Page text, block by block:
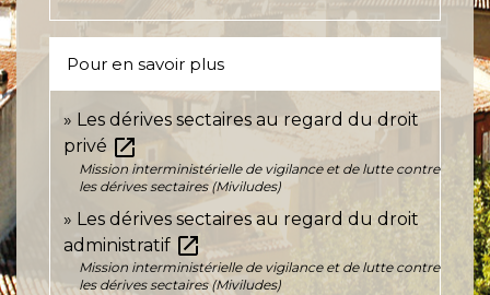
Pour en savoir plus
Les dérives sectaires au regard du droit
privé open_in_new
Mission interministérielle de vigilance et de lutte contre
les dérives sectaires (Miviludes)
Les dérives sectaires au regard du droit
administratif open_in_new
Mission interministérielle de vigilance et de lutte contre
les dérives sectaires (Miviludes)